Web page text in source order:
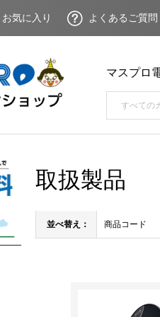
お気に入り よくあるご質問
マスプロ
取扱製品
並べ替え： 商品コード